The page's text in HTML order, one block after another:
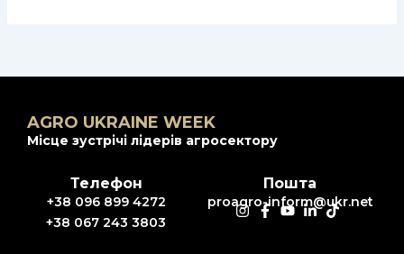
AGRO UKRAINE WEEK
Місце зустрічі лідерів агросектору
Телефон
+38 096 899 4272
+38 067 243 3803
Пошта
proagro-inform@ukr.net